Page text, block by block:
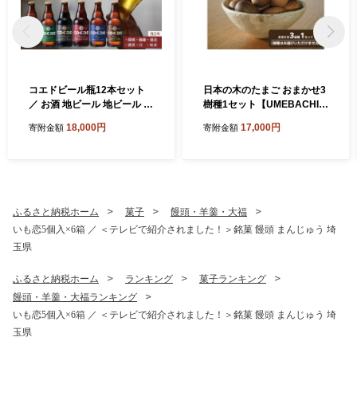
コエドビール瓶12本セット
／ お酒 地ビール 地ビール ク
寄附金額 18,000円
日本の木のたまご おまかせ3
樹種1セット【UMEBACHI F
寄附金額 17,000円
ふるさと納税ホーム 菓子
饅頭・羊羹・大福
いも恋5個入×6箱 ／ ＜テレビで紹介されました！＞銘菓 饅頭 まんじゅう 埼
玉県
ふるさと納税ホーム ランキング
菓子ランキング
饅頭・羊羹・大福ランキング
いも恋5個入×6箱 ／ ＜テレビで紹介されました！＞銘菓 饅頭 まんじゅう 埼
玉県